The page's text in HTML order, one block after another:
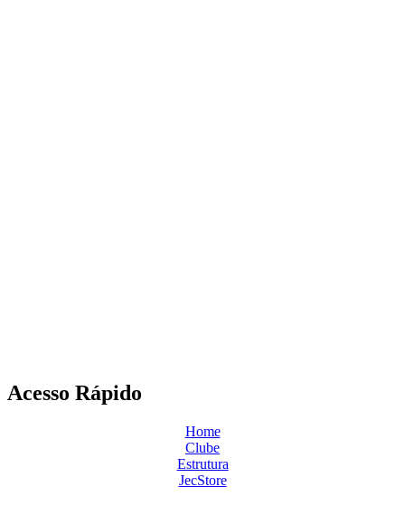
Acesso Rápido
Home
Clube
Estrutura
JecStore